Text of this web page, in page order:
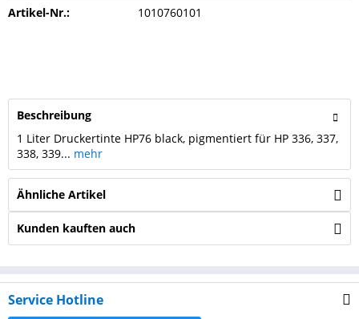
Artikel-Nr.: 1010760101
Beschreibung
1 Liter Druckertinte HP76 black, pigmentiert für HP 336, 337,
338, 339... mehr
Ähnliche Artikel
Kunden kauften auch
Service Hotline